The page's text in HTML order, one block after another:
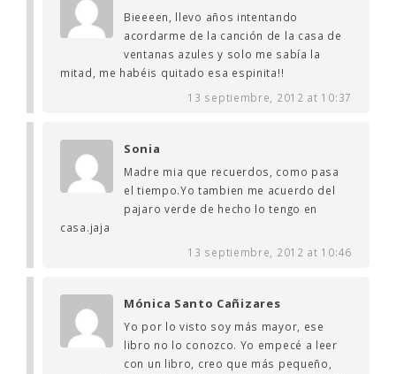
Bieeeen, llevo años intentando
acordarme de la canción de la casa de
ventanas azules y solo me sabía la
mitad, me habéis quitado esa espinita!!
13 septiembre, 2012 at 10:37
Sonia
Madre mia que recuerdos, como pasa
el tiempo.Yo tambien me acuerdo del
pajaro verde de hecho lo tengo en
casa.jaja
13 septiembre, 2012 at 10:46
Mónica Santo Cañizares
Yo por lo visto soy más mayor, ese
libro no lo conozco. Yo empecé a leer
con un libro, creo que más pequeño,